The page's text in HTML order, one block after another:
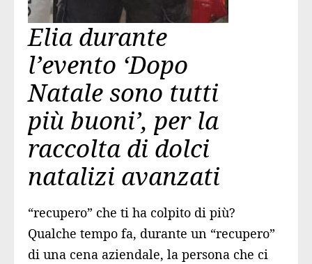
Elia durante
l’evento ‘Dopo
Natale sono tutti
più buoni’, per la
raccolta di dolci
natalizi avanzati
“recupero” che ti ha colpito di più?
Qualche tempo fa, durante un “recupero”
di una cena aziendale, la persona che ci